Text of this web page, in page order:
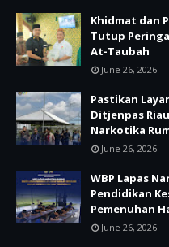
Khidmat dan
Tutup
At-Taubah
June 26, 2026
Pastikan
Ditjenpas
Narkotika
June 26, 2026
WBP Lapas
Pendidikan
Pemenuhan
June 26, 2026